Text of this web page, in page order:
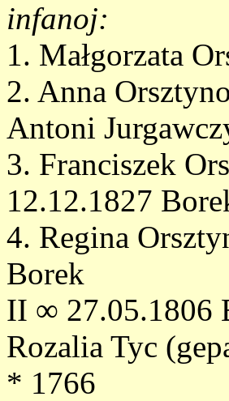
infanoj:
1. Małgorzata
2. Anna
Antoni
3. Franciszek
12.12.1827
4. Regina
Borek
II ∞ 27.05.1806
Rozalia Tyc
* 1766